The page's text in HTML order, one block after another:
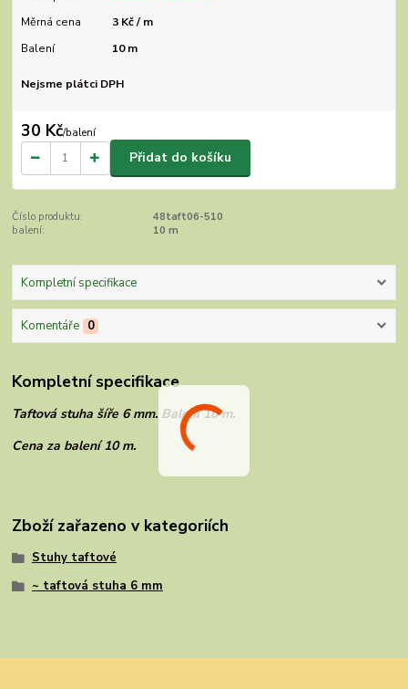
Měrná cena
3 Kč / m
Balení
10 m
Nejsme plátci DPH
30 Kč/balení
Přidat do košíku
Číslo produktu:
48taft06-510
balení:
10 m
Kompletní specifikace
Komentáře 0
Kompletní specifikace
Taftová stuha šíře 6 mm. Balení 10 m.
Cena za balení 10 m.
Zboží zařazeno v kategoriích
Stuhy taftové
~ taftová stuha 6 mm